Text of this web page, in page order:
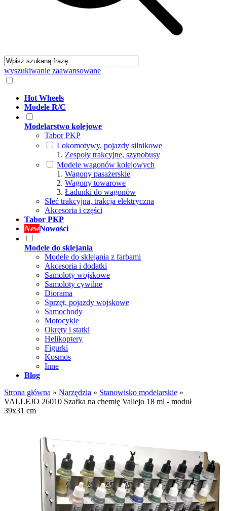
wyszukiwanie zaawansowane
Hot Wheels
Modele R/C
Modelarstwo kolejowe
Tabor PKP
Lokomotywy, pojazdy silnikowe
Zespoły trakcyjne, szynobusy
Modele wagonów kolejowych
Wagony pasażerskie
Wagony towarowe
Ładunki do wagonów
SIeć trakcyjna, trakcja elektryczna
Akcesoria i części
Tabor PKP
NewNowości
Modele do sklejania
Modele do sklejania z farbami
Akcesoria i dodatki
Samoloty wojskowe
Samoloty cywilne
Diorama
Sprzęt, pojazdy wojskowe
Samochody
Motocykle
Okręty i statki
Helikoptery
Figurki
Kosmos
Inne
Blog
Strona główna » Narzędzia » Stanowisko modelarskie »
VALLEJO 26010 Szafka na chemię Vallejo 18 ml - moduł
39x31 cm